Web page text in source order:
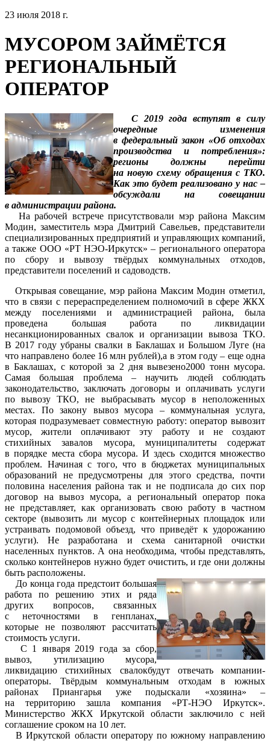
23 июля 2018 г.
МУСОРОМ ЗАЙМЁТСЯ
РЕГИОНАЛЬНЫЙ
ОПЕРАТОР
С 2019 года вступят в силу
очередные изменения
в федеральный закон «Об отходах
производства и потребления»:
регионы должны перейти
на новую схему обращения с ТКО.
Как это будет реализовано у нас –
обсуждали на совещании
в администрации района.
На рабочей встрече присутствовали мэр района Максим
Модин, заместитель мэра Дмитрий Савельев, представители
специализированных предприятий и управляющих компаний,
а также ООО «РТ НЭО-Иркутск» – регионального оператора
по сбору и вывозу твёрдых коммунальных отходов,
представители поселений и садоводств.
Открывая совещание, мэр района Максим Модин отметил,
что в связи с перераспределением полномочий в сфере ЖКХ
между поселениями и администрацией района, была
проведена большая работа по ликвидации
несанкционированных свалок и организации вывоза ТКО.
В 2017 году убраны свалки в Баклашах и Большом Луге (на
что направлено более 16 млн рублей),а в этом году – еще одна
в Баклашах, с которой за 2 дня вывезено2000 тонн мусора.
Самая большая проблема – научить людей соблюдать
законодательство, заключать договоры и оплачивать услуги
по вывозу ТКО, не выбрасывать мусор в неположенных
местах. По закону вывоз мусора – коммунальная услуга,
которая подразумевает совместную работу: оператор вывозит
мусор, жители оплачивают эту работу и не создают
стихийных завалов мусора, муниципалитеты содержат
в порядке места сбора мусора. И здесь сходится множество
проблем. Начиная с того, что в бюджетах муниципальных
образований не предусмотрены для этого средства, почти
половина населения района так и не подписала до сих пор
договор на вывоз мусора, а региональный оператор пока
не представляет, как организовать свою работу в частном
секторе (вывозить ли мусор с контейнерных площадок или
устраивать подомовой объезд, что приведёт к удорожанию
услуги). Не разработана и схема санитарной очистки
населенных пунктов. А она необходима, чтобы представлять,
сколько контейнеров нужно будет очистить, и где они должны
быть расположены.
До конца года предстоит большая
работа по решению этих и ряда
других вопросов, связанных
с неточностями в генпланах,
которые не позволяют рассчитать
стоимость услуги.
С 1 января 2019 года за сбор,
вывоз, утилизацию мусора,
ликвидацию стихийных свалокбудут отвечать компании-
операторы. Твёрдым коммунальным отходам в южных
районах Приангарья уже подыскали «хозяина» –
на территорию зашла компания «РТ-НЭО Иркутск».
Министерство ЖКХ Иркутской области заключило с ней
соглашение сроком на 10 лет.
В Иркутской области оператору по южному направлению